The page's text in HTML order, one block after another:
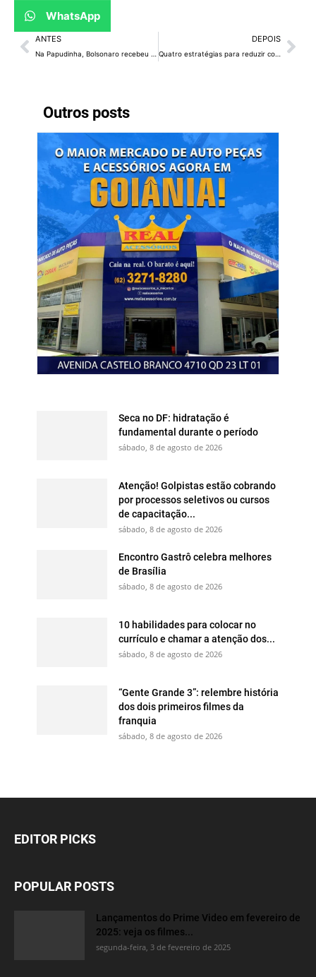
Outros posts
Seca no DF: hidratação é
fundamental durante o período
sábado, 8 de agosto de 2026
Atenção! Golpistas estão cobrando
por processos seletivos ou cursos
de capacitação...
sábado, 8 de agosto de 2026
Encontro Gastrô celebra melhores
de Brasília
sábado, 8 de agosto de 2026
10 habilidades para colocar no
currículo e chamar a atenção dos...
sábado, 8 de agosto de 2026
“Gente Grande 3”: relembre história
dos dois primeiros filmes da
franquia
sábado, 8 de agosto de 2026
WhatsApp
ANTES DEPOIS
Quatro estratégias para reduzir conflitos entre gerações no trabalho
EDITOR PICKS
POPULAR POSTS
Lançamentos do Prime Video em fevereiro de
2025: veja os filmes...
segunda-feira, 3 de fevereiro de 2025